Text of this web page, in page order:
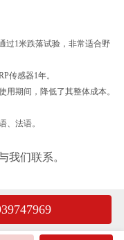
过1米跌落试验，非常适合野
传感器1年。
用期间，降低了其整体成本。
、法语。
我们联系。